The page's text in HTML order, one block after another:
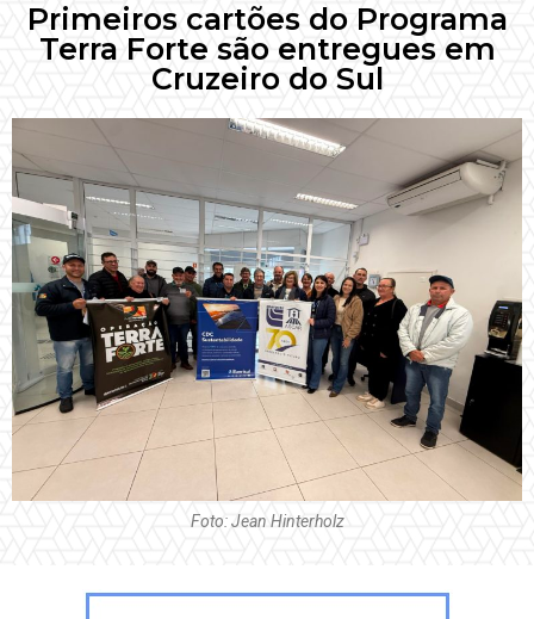
Primeiros cartões do Programa
Terra Forte são entregues em
Cruzeiro do Sul
Foto: Jean Hinterholz